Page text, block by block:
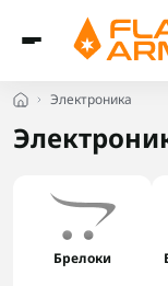
Электроника
Брелоки